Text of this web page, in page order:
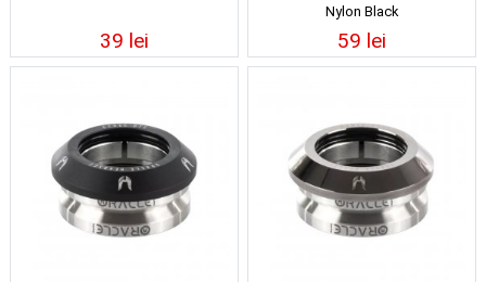
39 lei
Nylon Black
59 lei